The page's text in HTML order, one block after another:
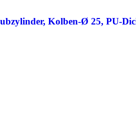
Kolben-Ø 25, PU-